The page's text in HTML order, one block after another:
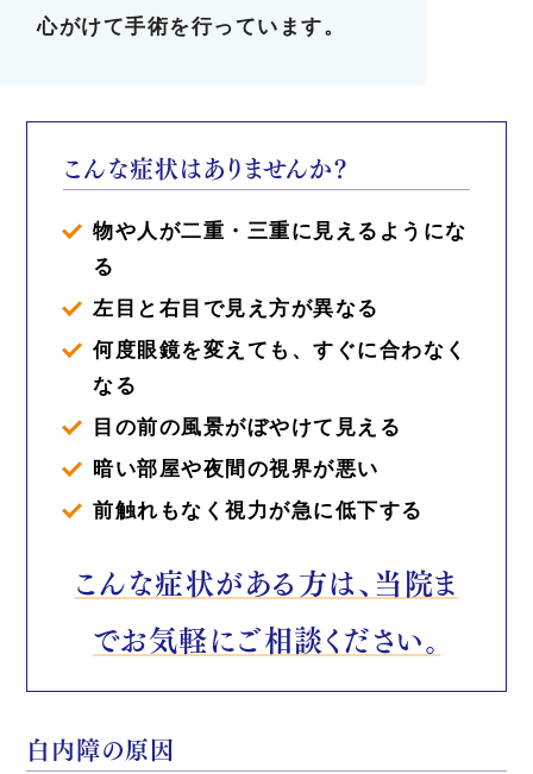
心がけて手術を行っています。
こんな症状はありませんか？
物や人が二重・三重に見えるようにな
る
左目と右目で見え方が異なる
何度眼鏡を変えても、すぐに合わなく
なる
目の前の風景がぼやけて見える
暗い部屋や夜間の視界が悪い
前触れもなく視力が急に低下する
こんな症状がある方は、当院ま
でお気軽にご相談ください。
白内障の原因